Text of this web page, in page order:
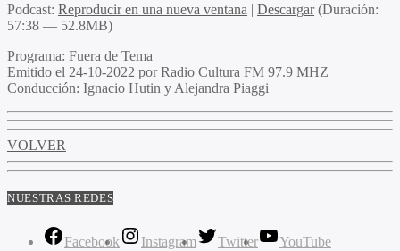
Podcast: Reproducir en una nueva ventana | Descargar(Duración:
57:38 — 52.8MB)
Programa: Fuera de Tema
Emitido el 24-10-2022 por Radio Cultura FM 97.9 MHZ
Conducción: Ignacio Hutin y Alejandra Piaggi
VOLVER
NUESTRAS REDES
Facebook Instagram Twitter
YouTube